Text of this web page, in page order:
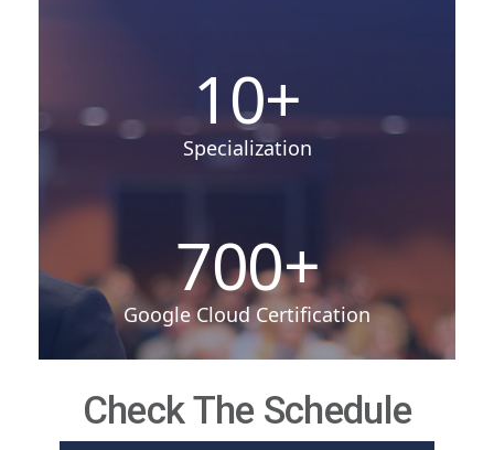
700+
Google Cloud Certification
10+
Specialization
Check The Schedule